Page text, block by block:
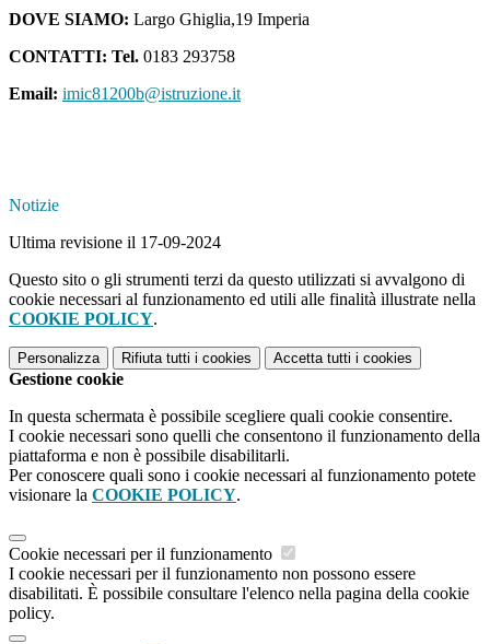
DOVE SIAMO: Largo Ghiglia,19 Imperia
CONTATTI: Tel. 0183 293758
Email: imic81200b@istruzione.it
Notizie
Ultima revisione il 17-09-2024
Questo sito o gli strumenti terzi da questo utilizzati si avvalgono di
cookie necessari al funzionamento ed utili alle finalità illustrate nella
COOKIE POLICY.
Personalizza Rifiuta tutti i cookies Accetta tutti i cookies
Gestione cookie
In questa schermata è possibile scegliere quali cookie consentire.
I cookie necessari sono quelli che consentono il funzionamento della
piattaforma e non è possibile disabilitarli.
Per conoscere quali sono i cookie necessari al funzionamento potete
visionare la COOKIE POLICY.
Cookie necessari per il funzionamento
I cookie necessari per il funzionamento non possono essere
disabilitati. È possibile consultare l'elenco nella pagina della cookie
policy.